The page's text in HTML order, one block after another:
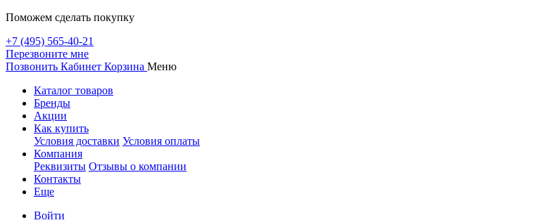
Поможем сделать покупку
+7 (495) 565-40-21
Перезвоните мне
Позвонить Кабинет Корзина Меню
Каталог товаров
Бренды
Акции
Как купить
Условия доставки Условия оплаты
Компания
Реквизиты Отзывы о компании
Контакты
Еще
Войти